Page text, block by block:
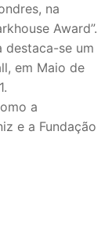
na
Award”.
destaca-se um
em Maio de
a
e a Fundação